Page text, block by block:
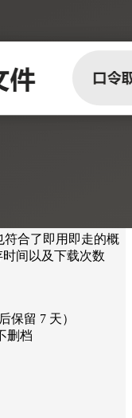
符合了即用即走的概
间以及下载次数
保留 7 天）
删档